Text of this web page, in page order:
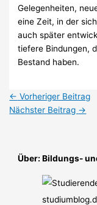
Gelegenheiten,
eine Zeit, in der
auch später
tiefere Bindungen,
Bestand haben.
← Vorheriger Beitrag
Nächster Beitrag →
Über: Bildungs-